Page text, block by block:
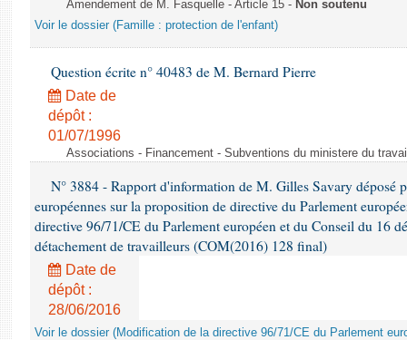
Amendement de M. Fasquelle - Article 15 - Non soutenu
Voir le dossier (Famille : protection de l'enfant)
Question écrite n° 40483 de M. Bernard Pierre
Date de
dépôt :
01/07/1996
Associations - Financement - Subventions du ministere du
N° 3884 - Rapport d'information de M. Gilles Savary déposé
européennes sur la proposition de directive du Parlement
directive 96/71/CE du Parlement européen et du Conseil du 16
détachement de travailleurs (COM(2016) 128 final)
Date de
dépôt :
28/06/2016
Voir le dossier (Modification de la directive 96/71/CE du Parlement